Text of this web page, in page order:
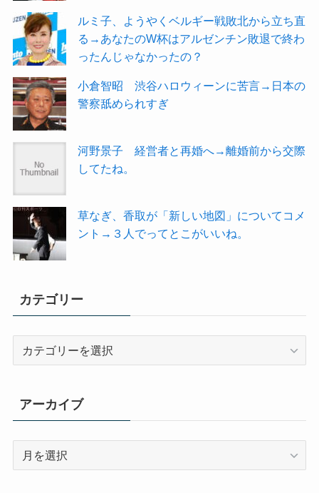
ルミ子、ようやくベルギー戦敗北から立ち直
る→あなたのW杯はアルゼンチン敗退で終わ
ったんじゃなかったの？
小倉智昭 渋谷ハロウィーンに苦言→日本の
警察舐められすぎ
河野景子 経営者と再婚へ→離婚前から交際
してたね。
草なぎ、香取が「新しい地図」についてコメ
ント→３人でってとこがいいね。
カテゴリー
リ
ー
アーカイブ